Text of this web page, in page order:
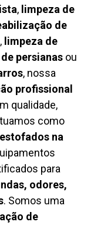
, limpeza de
de
, limpeza de
persianas ou
, nossa
profissional
qualidade,
como
na
para
odores,
. Somos uma
de